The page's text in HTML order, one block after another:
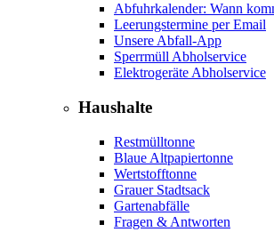
Abfuhrkalender: Wann
Leerungstermine per Email
Unsere Abfall-App
Sperrmüll Abholservice
Elektrogeräte Abholservice
Haushalte
Restmülltonne
Blaue Altpapiertonne
Wertstofftonne
Grauer Stadtsack
Gartenabfälle
Fragen & Antworten